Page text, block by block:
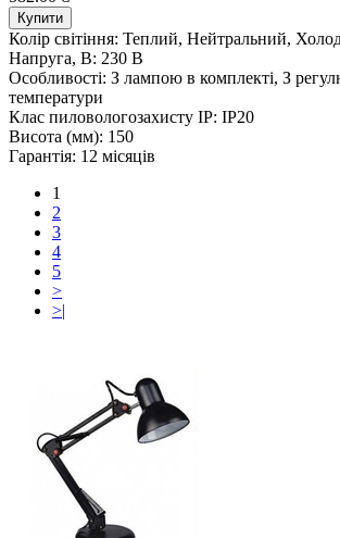
Купити
Колір світіння: Теплий, Нейтральний,
Напруга, В: 230 В
Особливості: З лампою в комплекті, З
температури
Клас пиловологозахисту IP: IP20
Висота (мм): 150
Гарантія: 12 місяців
1
2
3
4
5
>
>|